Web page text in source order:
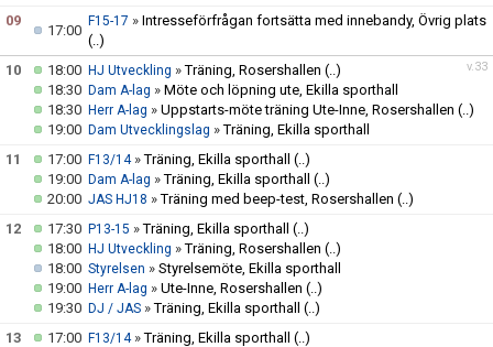
09
17:00
F15-17 » Intresseförfrågan fortsätta med innebandy, Övrig plats
(..)
v.33
10 18:00 HJ Utveckling »Träning, Rosershallen (..)
18:30 Dam A-lag » Möte och löpning ute, Ekilla sporthall
18:30 Herr A-lag » Uppstarts-möte träning Ute-Inne, Rosershallen (..)
19:00 Dam Utvecklingslag »Träning, Ekilla sporthall
11
17:00 F13/14»Träning, Ekilla sporthall (..)
19:00 Dam A-lag »Träning, Ekilla sporthall (..)
20:00 JAS HJ18 »Träning med beep-test, Rosershallen (..)
12
17:30 P13-15 »Träning, Ekilla sporthall (..)
18:00 HJ Utveckling »Träning, Rosershallen (..)
18:00 Styrelsen » Styrelsemöte, Ekilla sporthall
19:00 Herr A-lag » Ute-Inne, Rosershallen (..)
19:30 DJ / JAS »Träning, Ekilla sporthall (..)
13
17:00 F13/14»Träning, Ekilla sporthall (..)